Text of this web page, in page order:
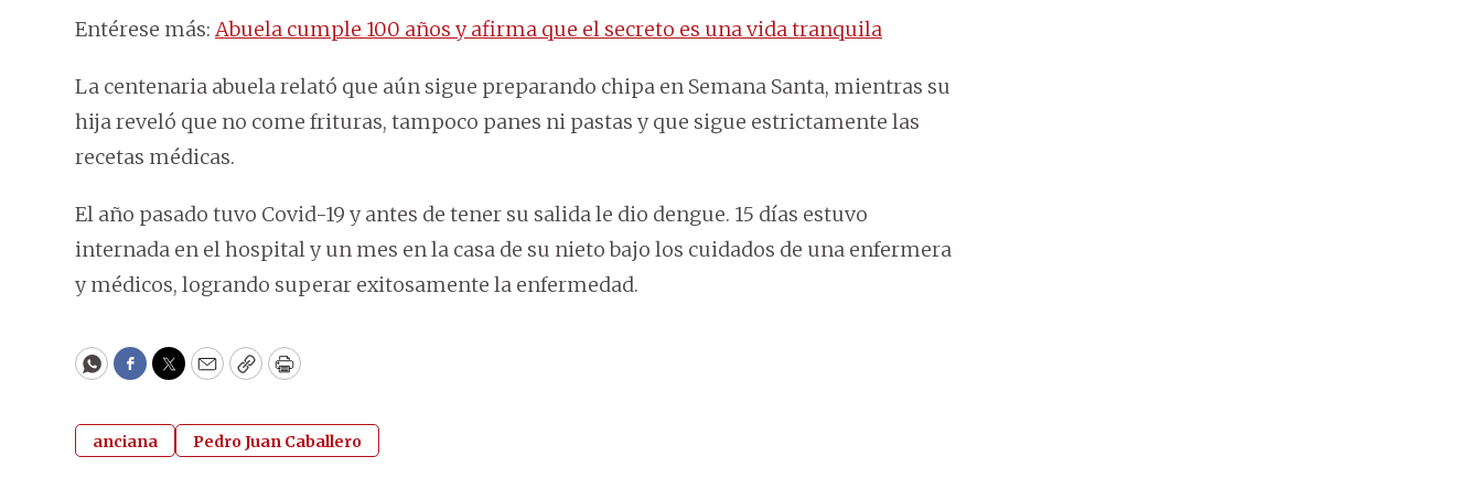
Entérese más: Abuela cumple 100 años y afirma que el secreto es una vida tranquila
La centenaria abuela relató que aún sigue preparando chipa en Semana Santa, mientras su
hija reveló que no come frituras, tampoco panes ni pastas y que sigue estrictamente las
recetas médicas.
El año pasado tuvo Covid-19 y antes de tener su salida le dio dengue. 15 días estuvo
internada en el hospital y un mes en la casa de su nieto bajo los cuidados de una enfermera
y médicos, logrando superar exitosamente la enfermedad.
WhatsApp
Facebook
Twitter
EmailCopyPrint
anciana Pedro Juan Caballero